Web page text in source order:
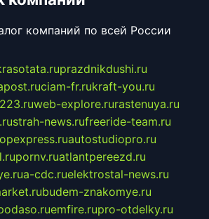
компаний по всей России
prazdnikdushi.ru
ciam-fr.rukraft-you.ru
web-explore.rurastenuya.ru
strah-news.rufreeride-team.ru
autostudiopro.ru
pornv.ruatlantpereezd.ru
a-cdc.ruelektrostal-news.ru
budem-znakomye.ru
emfire.rupro-otdelky.ru